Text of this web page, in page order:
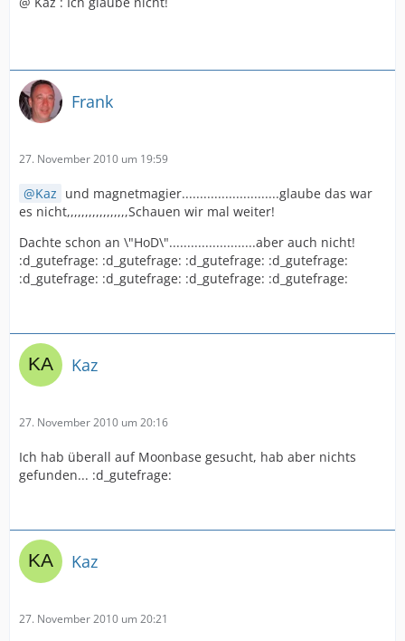
Frank
27. November 2010 um 19:59
Kaz und magnetmagier...........................glaube das war
es nicht,,,,,,,,,,,,,,,,,Schauen wir mal weiter!
Dachte schon an \"HoD\"........................aber auch nicht!
:d_gutefrage: :d_gutefrage: :d_gutefrage: :d_gutefrage:
:d_gutefrage: :d_gutefrage: :d_gutefrage: :d_gutefrage:
Kaz
27. November 2010 um 20:16
Ich hab überall auf Moonbase gesucht, hab aber nichts
gefunden... :d_gutefrage:
Kaz
27. November 2010 um 20:21